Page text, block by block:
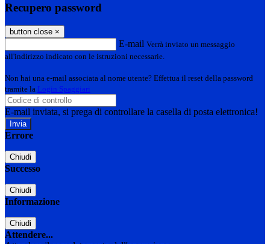
Recupero password
button close ×
E-mail Verrà inviato un messaggio
all'indirizzo indicato con le istruzioni necessarie.
Non hai una e-mail associata al nome utente? Effettua il reset della password
tramite la Login Spaggiari
E-mail inviata, si prega di controllare la casella di posta elettronica!
Errore
Chiudi
Successo
Chiudi
Informazione
Chiudi
Attendere...